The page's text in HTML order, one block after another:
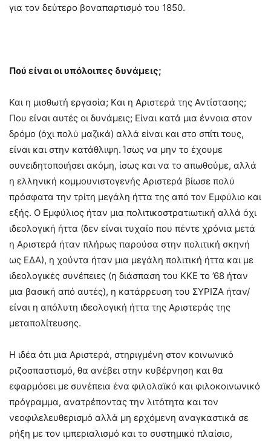
για τον δεύτερο βοναπαρτισμό του 1850.
Πού είναι οι υπόλοιπες δυνάμεις;
Και η μισθωτή εργασία; Kαι η Αριστερά της Αντίστασης;
Που είναι αυτές οι δυνάμεις; Eίναι κατά μια έννοια στον
δρόμο (όχι πολύ μαζικά) αλλά είναι και στο σπίτι τους,
είναι και στην κατάθλιψη. Ίσως να μην το έχουμε
συνειδητοποιήσει ακόμη, ίσως και να το απωθούμε, αλλά
η ελληνική κομμουνιστογενής Αριστερά βίωσε πολύ
πρόσφατα την τρίτη μεγάλη ήττα της από τον Εμφύλιο και
εξής. Ο Εμφύλιος ήταν μια πολιτικοστρατιωτική αλλά όχι
ιδεολογική ήττα (δεν είναι τυχαίο που πέντε χρόνια μετά
η Αριστερά ήταν πλήρως παρούσα στην πολιτική σκηνή
ως ΕΔΑ), η χούντα ήταν μια μεγάλη πολιτική ήττα και με
ιδεολογικές συνέπειες (η διάσπαση του ΚΚΕ το ’68 ήταν
μια βασική από αυτές), η κατάρρευση του ΣΥΡΙΖΑ ήταν/
είναι η απόλυτη ιδεολογική ήττα της Αριστεράς της
μεταπολίτευσης.
Η ιδέα ότι μια Αριστερά, στηριγμένη στον κοινωνικό
ριζοσπαστισμό, θα ανέβει στην κυβέρνηση και θα
εφαρμόσει με συνέπεια ένα φιλολαϊκό και φιλοκοινωνικό
πρόγραμμα, ανατρέποντας την λιτότητα και τον
νεοφιλελευθερισμό αλλά μη ερχόμενη αναγκαστικά σε
ρήξη με τον ιμπεριαλισμό και το συστημικό πλαίσιο,